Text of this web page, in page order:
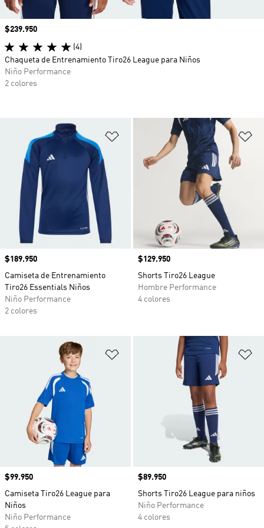
Añadir a la lista de deseos
Precio
$189.950
Camiseta de Entrenamiento
Tiro26 Essentials Niños
Niño Performance
2 colores
Precio
$129.950
Shorts Tiro26 League
Hombre Performance
4 colores
Añadir a la lista de deseos
Precio
$99.950
Camiseta Tiro26 League para
Niños
Niño Performance
Precio
$89.950
Shorts Tiro26 League para niños
Niño Performance
4 colores
Precio
$239.950
(4)
Chaqueta de Entrenamiento Tiro26 League para Niños
Niño Performance
2 colores